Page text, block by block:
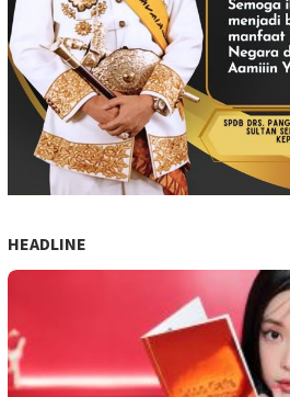
HEADLINE